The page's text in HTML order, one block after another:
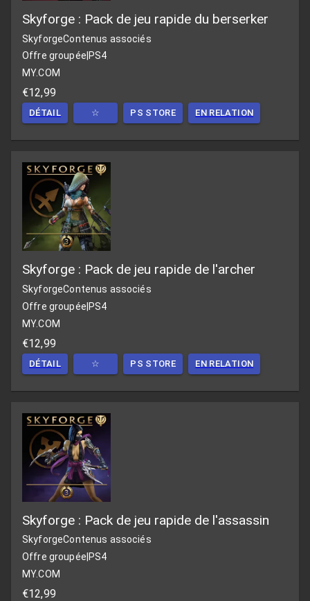
Skyforge : Pack de jeu rapide du berserker
SkyforgeContenus associés
Offre groupée PS4
MY.COM
€12,99
DÉTAIL ☆ PS STORE EN RELATION
Skyforge : Pack de jeu rapide de l'archer
SkyforgeContenus associés
Offre groupée PS4
MY.COM
€12,99
DÉTAIL ☆ PS STORE EN RELATION
Skyforge : Pack de jeu rapide de l'assassin
SkyforgeContenus associés
Offre groupée PS4
MY.COM
€12,99